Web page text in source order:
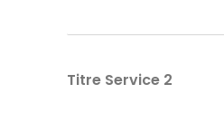
Titre Service 2